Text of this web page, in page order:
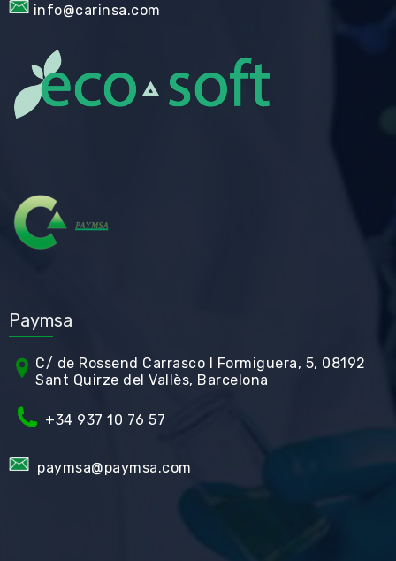
info@carinsa.com
Paymsa
C/ de Rossend Carrasco I Formiguera, 5, 08192
Sant Quirze del Vallès, Barcelona
+34 937 10 76 57
paymsa@paymsa.com